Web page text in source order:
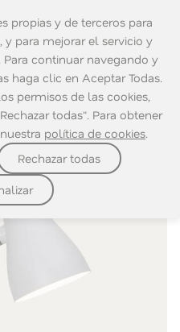
propias y de terceros para
para mejorar el servicio y
continuar navegando y
haga clic en Aceptar Todas.
permisos de las cookies,
todas". Para obtener
política de cookies.
Rechazar todas